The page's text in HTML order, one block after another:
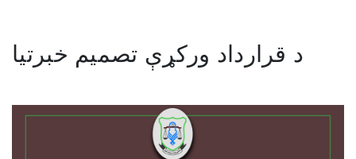
د قرارداد ورکړې تصمیم خبرتیا